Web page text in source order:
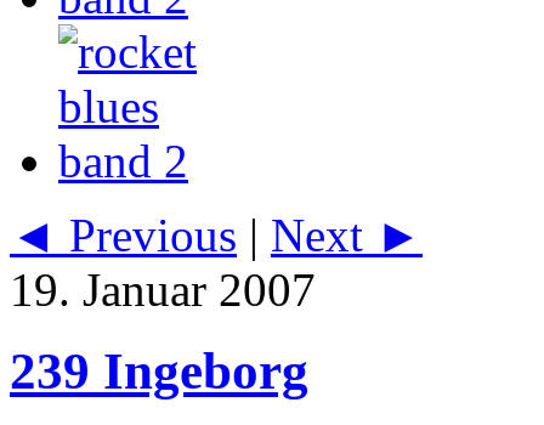
◄ Previous | Next ►
19. Januar 2007
239 Ingeborg